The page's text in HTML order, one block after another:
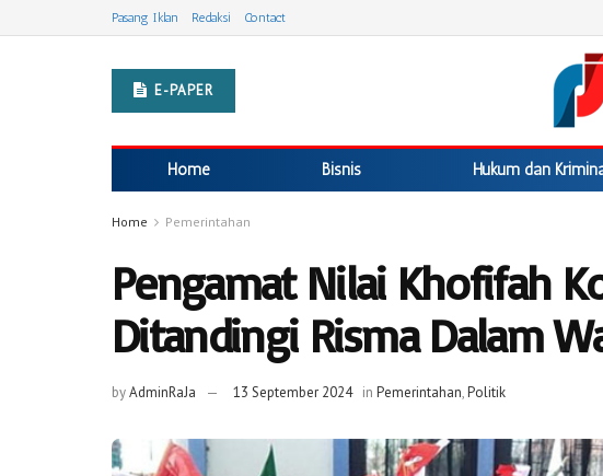
Pasang Iklan Redaksi Contact
E-PAPER
Home Bisnis Hukum dan
Home Pemerintahan
Pengamat Nilai Khofifah
Ditandingi Risma Dalam
byAdminRaJa 13 September 2024 in Pemerintahan,Politik